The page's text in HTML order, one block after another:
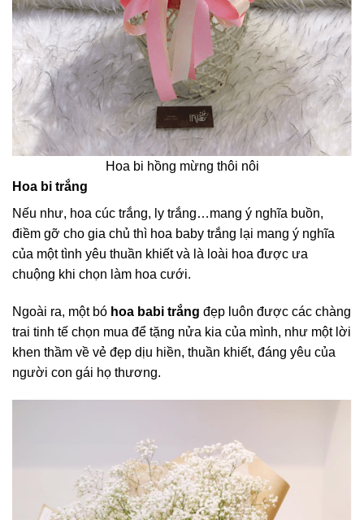
Hoa bi hồng mừng thôi nôi
Hoa bi trắng
Nếu như, hoa cúc trắng, ly trắng…mang ý nghĩa buồn,
điềm gỡ cho gia chủ thì hoa baby trắng lại mang ý nghĩa
của một tình yêu thuần khiết và là loài hoa được ưa
chuộng khi chọn làm hoa cưới.
Ngoài ra, một bó hoa babi trắng đẹp luôn được các chàng
trai tinh tế chọn mua để tặng nửa kia của mình, như một lời
khen thầm về vẻ đẹp dịu hiền, thuần khiết, đáng yêu của
người con gái họ thương.